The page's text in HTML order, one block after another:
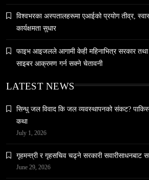
नदेखाउने कठोर सत्य
April 17, 2026
नेपालमा युनिफिकेशन चर्चको
विश्वभरका अस्पतालहरूमा एआईको प्रयोग तीव्र,
कार्यक्षमता सुधार
फाइभ आइजलले आगामी केही महिनाभित्र सरकार तथा
साइबर आक्रमण गर्न सक्ने चेतावनी
LATEST NEWS
सिन्धु जल विवाद कि जल व्यवस्थापनको संकट?
कथा
July 1, 2026
गृहमन्त्री र गृहसचिव चढ्ने सरकारी सवारीसाधनबाट
June 29, 2026